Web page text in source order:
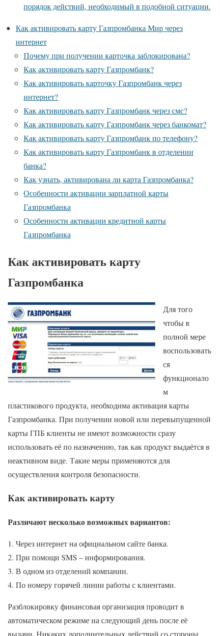
порядок действий, необходимый в подобной ситуации.
Как активировать карту Газпромбанка Мир через
интернет
Почему при получении карточка заблокирована?
Как активировать карту Газпромбанк?
Как активировать карточку Газпромбанк через
интернет?
Как активировать карту Газпромбанк через смс?
Как активировать карту Газпромбанк через банкомат?
Как активировать карту Газпромбанк по телефону?
Как активировать карту Газпромбанк в отделении
банка?
Как узнать, активирована ли карта Газпромбанка?
Особенности активации зарплатной карты
Газпромбанка
Особенности активации кредитной карты
Газпромбанка
Как активировать карту
Газпромбанка
Для того
чтобы в
полной мере
воспользовать
ся
функционало
м
пластикового продукта, необходима активация карты
Газпромбанка. При получении новой или перевыпущенной
карты ГПБ клиенты не имеют возможности сразу
использовать её по назначению, так как продукт выдаётся в
неактивном виде. Такие меры применяются для
осуществления контроля безопасности.
Как активировать карту
Различают несколько возможных вариантов:
Через интернет на официальном сайте банка.
При помощи SMS – информирования.
В одном из отделений компании.
По номеру горячей линии работы с клиентами.
Разблокировку финансовая организация проводит в
автоматическом режиме на следующий день после её
выдачи. Никаких дополнительных действий со стороны